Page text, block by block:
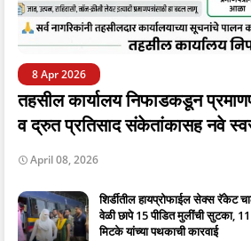
8 Apr 2026
तहसील कार्यालय निफाडकडून
व द्रुत प्रतिसाद संकेतांकासह नवे
April 08, 2026
शिर्डीतील हायप्रोफाईल सेक्स रॅकेट
वेळी छापे 15 पीडित मुलींची सुटका,
मिटके यांच्या पथकाची कारवाई